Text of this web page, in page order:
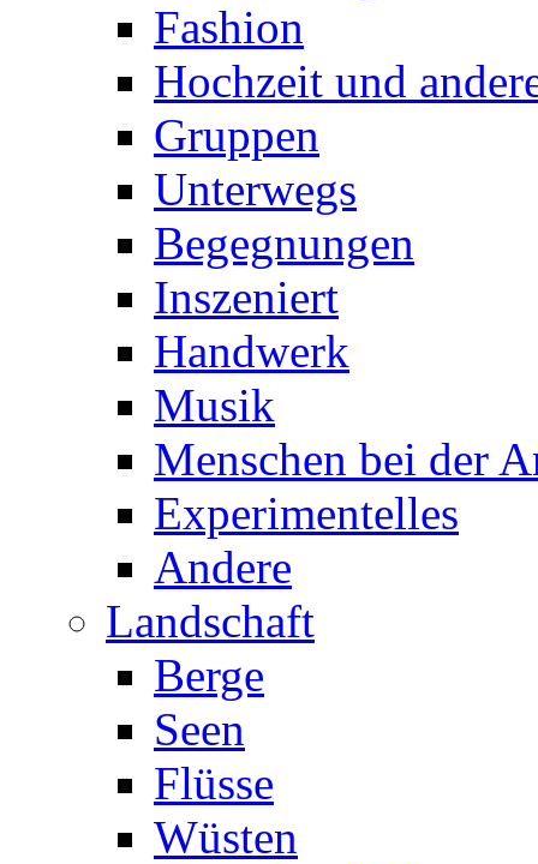
Fashion
Hochzeit und
Gruppen
Unterwegs
Begegnungen
Inszeniert
Handwerk
Musik
Menschen bei der
Experimentelles
Andere
Landschaft
Berge
Seen
Flüsse
Wüsten